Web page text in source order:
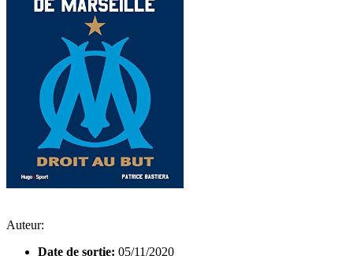
Auteur:
Date de sortie: 05/11/2020